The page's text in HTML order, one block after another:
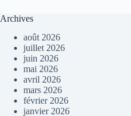
Archives
août 2026
juillet 2026
juin 2026
mai 2026
avril 2026
mars 2026
février 2026
janvier 2026